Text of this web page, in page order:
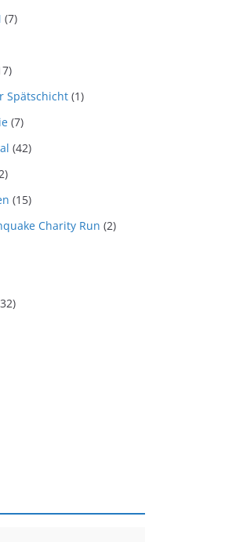
(7)
Spätschicht (1)
(7)
(42)
(15)
Charity Run (2)